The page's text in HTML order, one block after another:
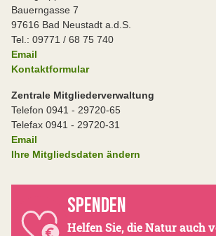
Bauerngasse 7
97616 Bad Neustadt a.d.S.
Tel.: 09771 / 68 75 740
Email
Kontaktformular
Zentrale Mitgliederverwaltung
Telefon 0941 - 29720-65
Telefax 0941 - 29720-31
Email
Ihre Mitgliedsdaten ändern
SPENDEN
Helfen Sie, die Natur auch